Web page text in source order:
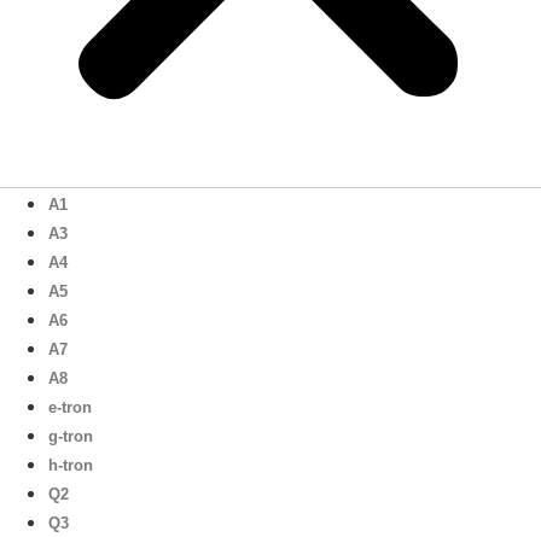
A1
A3
A4
A5
A6
A7
A8
e-tron
g-tron
h-tron
Q2
Q3